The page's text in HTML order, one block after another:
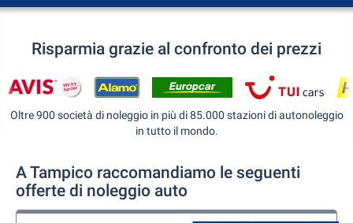
Risparmia grazie al confronto dei prezzi
Oltre 900 società di noleggio in più di 85.000 stazioni di autonoleggio
in tutto il mondo.
A Tampico raccomandiamo le seguenti
offerte di noleggio auto